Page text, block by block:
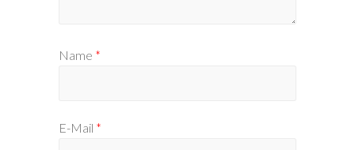
Name *
E-Mail *